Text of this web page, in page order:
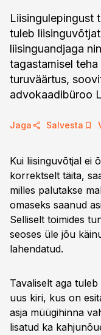
Liisingulepingust
tuleb
liisinguandjaga
tagastamisel
turuväärtus,
advokaadibüroo
Jaga Salvesta
Kui liisinguvõtjal ei
korrektselt täita,
milles palutakse
omaseks saanud
Selliselt toimides
seoses üle jõu
lahendatud.
Tavaliselt aga
uus kiri, kus on
asja müügihinna
lisatud ka